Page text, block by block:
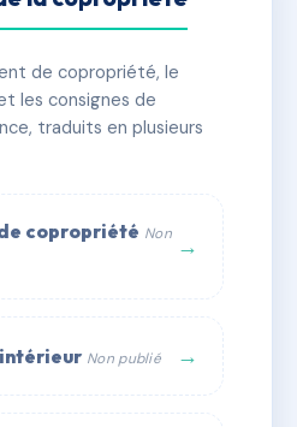
lots 🏗 1 bâtiment(s)
de copropriété, le
les consignes de
traduits en plusieurs
copropriété Non →
Non publié →